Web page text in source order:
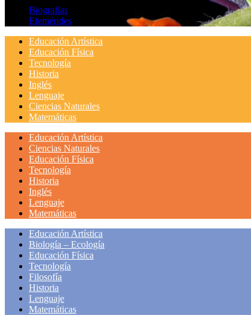
Biografías
Efemérides
Educación Artística
Educación Física
Tecnología
Historia
Inglés
Lenguaje
Ciencias Naturales
Matemáticas
Educación Artística
Ciencias Naturales
Educación Física
Tecnología
Historia
Inglés
Lenguaje
Matemáticas
Educación Artística
Biología – Ecología
Educación Física
Tecnología
Filosofía
Historia
Lenguaje
Matemáticas